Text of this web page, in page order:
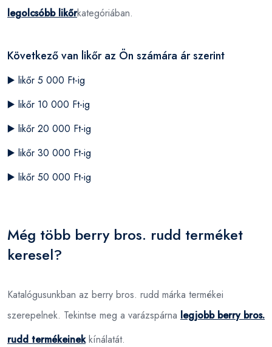
legolcsóbb likőrkategóriában.
Következő van likőr az Ön számára ár szerint
▶️ likőr 5 000 Ft-ig
▶️ likőr 10 000 Ft-ig
▶️ likőr 20 000 Ft-ig
▶️ likőr 30 000 Ft-ig
▶️ likőr 50 000 Ft-ig
Még több berry bros. rudd terméket
keresel?
Katalógusunkban az berry bros. rudd márka termékei
szerepelnek. Tekintse meg a varázspárna legjobb berry bros.
rudd termékeinekkínálatát.